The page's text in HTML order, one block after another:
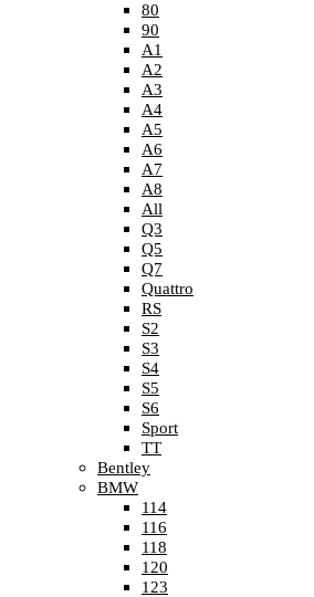
80
90
A1
A2
A3
A4
A5
A6
A7
A8
All
Q3
Q5
Q7
Quattro
RS
S2
S3
S4
S5
S6
Sport
TT
Bentley
BMW
114
116
118
120
123